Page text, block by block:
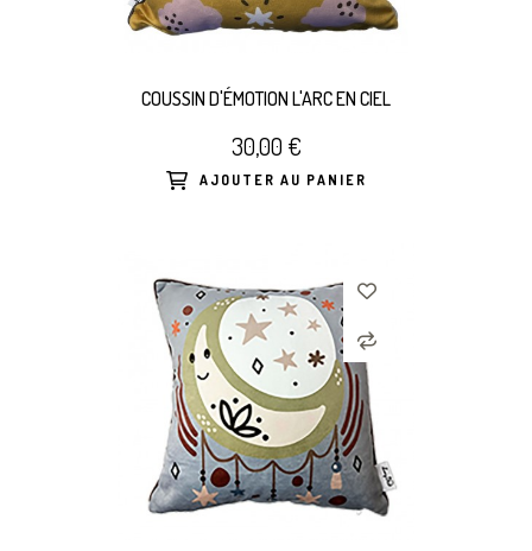
COUSSIN D'ÉMOTION L'ARC EN CIEL
30,00 €
AJOUTER AU PANIER